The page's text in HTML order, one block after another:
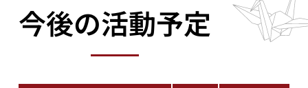
今後の活動予定